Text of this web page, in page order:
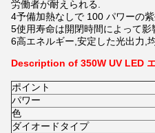
労働者が耐えられる.
4予備加熱なしで 100 パワーの
5使用寿命は開閉時間によって影
6高エネルギー,安定した光出力,
Description of 350W UV LED
ポイント
パワー
色
ダイオードタイプ